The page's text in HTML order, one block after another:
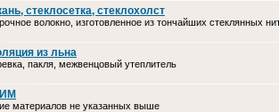
стеклосетка, cтеклохолст
волокно, изготовленное из тончайших стеклянных
из льна
пакля, межвенцовый утеплитель
материалов не указанных выше